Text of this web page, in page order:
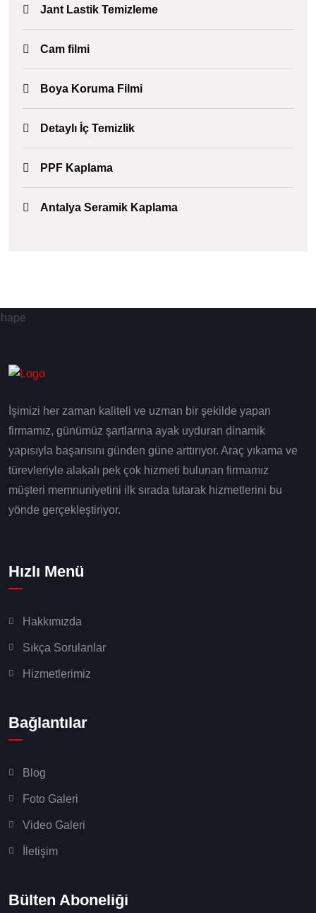
Jant Lastik Temizleme
Cam filmi
Boya Koruma Filmi
Detaylı İç Temizlik
PPF Kaplama
Antalya Seramik Kaplama
İşimizi her zaman kaliteli ve uzman bir şekilde yapan
firmamız, günümüz şartlarına ayak uyduran dinamik
yapısıyla başarısını günden güne arttırıyor. Araç yıkama ve
türevleriyle alakalı pek çok hizmeti bulunan firmamız
müşteri memnuniyetini ilk sırada tutarak hizmetlerini bu
yönde gerçekleştiriyor.
Hızlı Menü
Hakkımızda
Sıkça Sorulanlar
Hizmetlerimiz
Bağlantılar
Blog
Foto Galeri
Video Galeri
İletişim
Bülten Aboneliği